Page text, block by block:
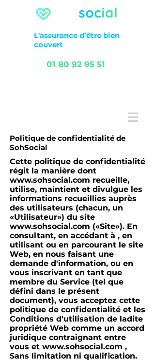
L'assurance d’être bien
couvert
01 80 92 95 51
Politique de confidentialité de
SohSocial
Cette politique de confidentialité
régit la manière dont
www.sohsocial.com recueille,
utilise, maintient et divulgue les
informations recueillies auprès
des utilisateurs (chacun, un
«Utilisateur») du site
www.sohsocial.com («Site»). En
consultant, en accédant à , en
utilisant ou en parcourant le site
Web, en nous faisant une
demande d'information, ou en
vous inscrivant en tant que
membre du Service (tel que
défini dans le présent
document), vous acceptez cette
politique de confidentialité et les
Conditions d'utilisation de ladite
propriété Web comme un accord
juridique contraignant entre
vous et www.sohsocial.com ,
Sans limitation ni qualification.